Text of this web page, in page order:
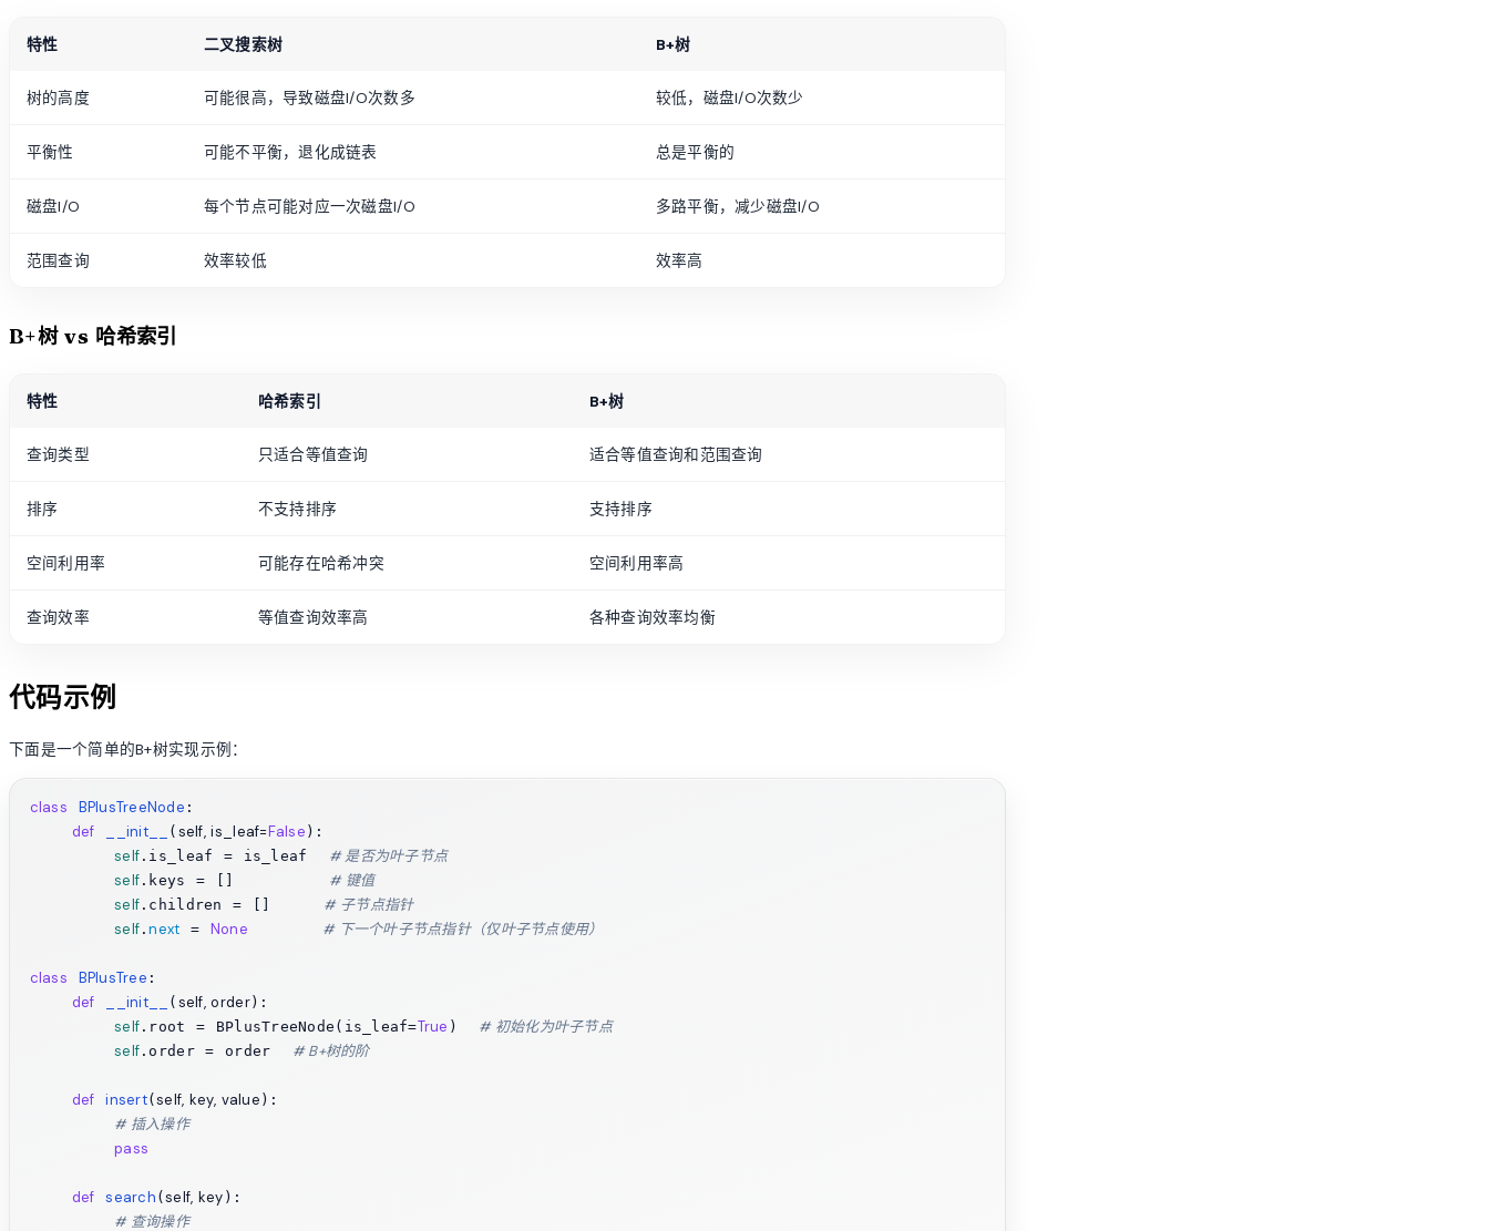
特性 二叉搜索树 B+树
树的高度 可能很高，导致磁盘I/O次数多 较低，磁盘I/O次数少
平衡性 可能不平衡，退化成链表 总是平衡的
磁盘I/O 每个节点可能对应一次磁盘I/O 多路平衡，减少磁盘I/O
范围查询 效率较低 效率高
B+树 vs 哈希索引
特性 哈希索引 B+树
查询类型 只适合等值查询 适合等值查询和范围查询
排序 不支持排序 支持排序
空间利用率 可能存在哈希冲突 空间利用率高
查询效率 等值查询效率高 各种查询效率均衡
代码示例
下面是一个简单的B+树实现示例：
class BPlusTreeNode :
def __init__ ( self, is_leaf=False ):
self .is_leaf = is_leaf # 是否为叶子节点
self .keys = [] # 键值
self .children = [] # 子节点指针
self .next = None # 下一个叶子节点指针（仅叶子节点使用）
class BPlusTree :
def __init__ ( self, order):
self .root = BPlusTreeNode(is_leaf=True ) # 初始化为叶子节点
self .order = order # B+树的阶
def insert(self, key, value ):
# 插入操作
pass
def search (self, key ):
# 查询操作